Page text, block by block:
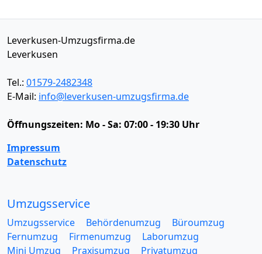
Leverkusen-Umzugsfirma.de
Leverkusen
Tel.: 01579-2482348
E-Mail: info@leverkusen-umzugsfirma.de
Öffnungszeiten: Mo - Sa: 07:00 - 19:30 Uhr
Impressum
Datenschutz
Umzugsservice
Umzugsservice Behördenumzug
Büroumzug
Fernumzug
Firmenumzug
Laborumzug
Mini Umzug
Praxisumzug
Privatumzug